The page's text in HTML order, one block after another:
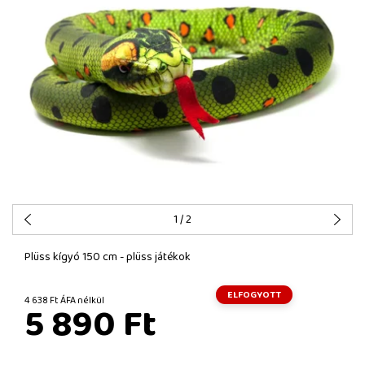
1/ 2
Plüss kígyó 150 cm - plüss játékok
4 638 Ft ÁFA nélkül ELFOGYOTT
5 890 Ft